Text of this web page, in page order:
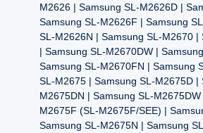
M2626 | Samsung SL-M2626D |
Samsung SL-M2626F | Samsung
SL-M2626N | Samsung SL-M2670 |
| Samsung SL-M2670DW |
Samsung SL-M2670FN | Samsung
SL-M2675 | Samsung SL-M2675D |
M2675DN | Samsung SL-
M2675F (SL-M2675F/SEE) |
Samsung SL-M2675N | Samsung